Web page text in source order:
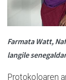
Farmata Watt,
langile
Protokoloaren